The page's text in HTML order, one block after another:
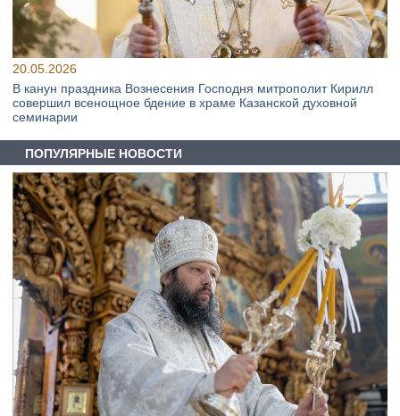
20.05.2026
В канун праздника Вознесения Господня митрополит Кирилл
совершил всенощное бдение в храме Казанской духовной
семинарии
ПОПУЛЯРНЫЕ НОВОСТИ